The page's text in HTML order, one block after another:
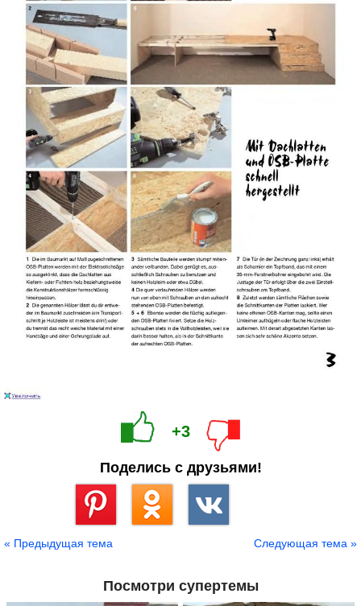
+3
Поделись с друзьями!
« Предыдущая тема Следующая тема »
Посмотри супертемы